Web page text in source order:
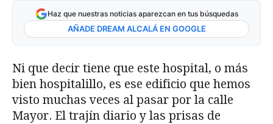
Haz que nuestras noticias aparezcan en tus búsquedas
AÑADE DREAM ALCALÁ EN GOOGLE
Ni que decir tiene que este hospital, o más
bien hospitalillo, es ese edificio que hemos
visto muchas veces al pasar por la calle
Mayor. El trajín diario y las prisas de